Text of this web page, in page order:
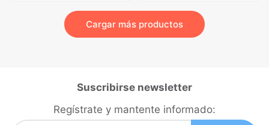
Suscribirse newsletter
Regístrate y mantente informado: